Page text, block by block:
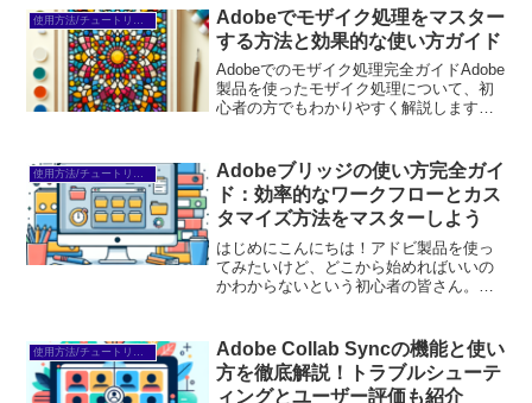
を使って、効果的なデザインを実現する
方法を一緒...
使用方法/チュートリアル
Adobeでモザイク処理をマスター
する方法と効果的な使い方ガイド
Adobeでのモザイク処理完全ガイドAdobe
製品を使ったモザイク処理について、初
心者の方でもわかりやすく解説します！
な技術です。この記事では、Adobe
Photos...
使用方法/チュートリアル
Adobeブリッジの使い方完全ガイ
ド：効率的なワークフローとカス
タマイズ方法をマスターしよう
はじめにこんにちは！アドビ製品を使っ
てみたいけど、どこから始めればいいの
かわからないという初心者の皆さん。特
は、Adobe Bridgeの基本的な使い方か
ら...
Adobe Collab Syncの機能と使い
方を徹底解説！トラブルシューテ
ィングとユーザー評価も紹介